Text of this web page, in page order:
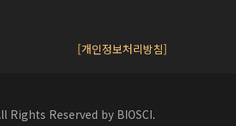
[개인정보처리방침]
Rights Reserved by BIOSCI.